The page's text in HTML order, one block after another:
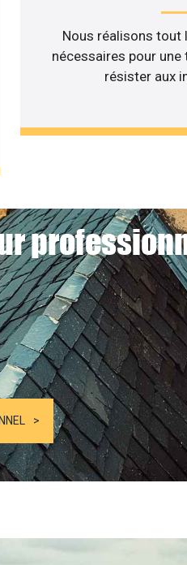
Nous réalisons tout
nécessaires pour
résister aux